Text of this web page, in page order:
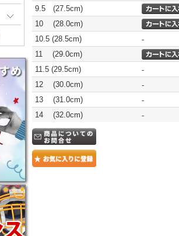
9.5 (27.5cm)
10 (28.0cm)
10.5 (28.5cm)
-
11 (29.0cm)
11.5 (29.5cm)
-
12 (30.0cm)
-
13 (31.0cm)
-
14 (32.0cm)
-